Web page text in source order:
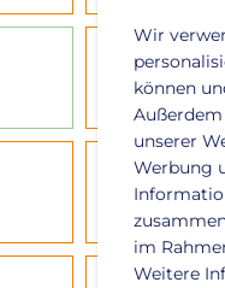
10:00 - 11:00
Body Balance
10:00 - 10:45
Rückenfit
Wir
können
unserer
Werbung
im
Weitere